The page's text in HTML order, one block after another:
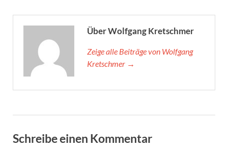
Über Wolfgang Kretschmer
Zeige alle Beiträge von Wolfgang
Kretschmer →
Schreibe einen Kommentar